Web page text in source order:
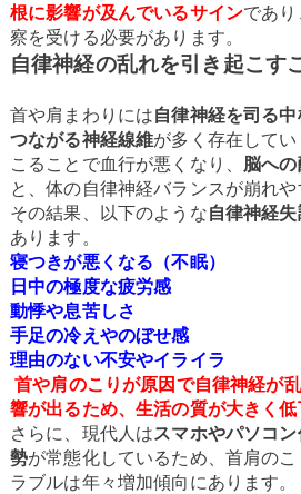
根に影響が及んでいるサインであ
察を受ける必要があります。
自律神経の乱れを引き起こす
首や肩まわりには自律神経を司る
つながる神経線維が多く存在して
こることで血行が悪くなり、 脳へ
と、体の自律神経バランスが崩れや
その結果、以下のような自律神経
あります。
寝つきが悪くなる（不眠）
日中の極度な疲労感
動悸や息苦しさ
手足の冷えやのぼせ感
理由のない不安やイライラ
首や肩のこりが原因で自律神経が
響が出るため、生活の質が大きく低
さらに、現代人はスマホやパソコ
勢が常態化しているため、首肩の
ラブルは年々増加傾向にあります。